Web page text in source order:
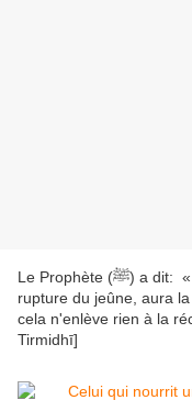
Le Prophète (ﷺ) a dit:
rupture du jeûne, aura
cela n'enlève rien à la
Tirmidhī]